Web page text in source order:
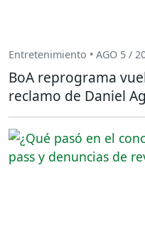
Entretenimiento • AGO 5 /
BoA reprograma
reclamo de Daniel